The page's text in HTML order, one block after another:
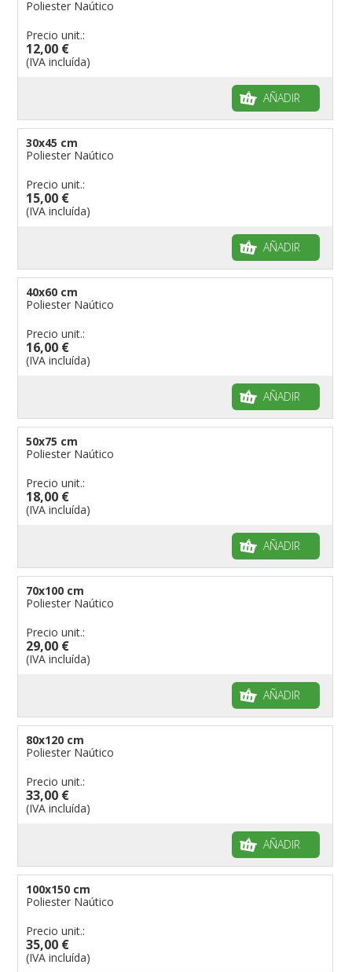
Banderas para fiestas
Poliester Naútico
Precio unit.:
12,00 €
(IVA incluída)
AÑADIR
30x45 cm
Poliester Naútico
Precio unit.:
15,00 €
(IVA incluída)
AÑADIR
40x60 cm
Poliester Naútico
Precio unit.:
16,00 €
(IVA incluída)
AÑADIR
50x75 cm
Poliester Naútico
Precio unit.:
18,00 €
(IVA incluída)
AÑADIR
70x100 cm
Poliester Naútico
Precio unit.:
29,00 €
(IVA incluída)
AÑADIR
80x120 cm
Poliester Naútico
Precio unit.:
33,00 €
(IVA incluída)
AÑADIR
100x150 cm
Poliester Naútico
Precio unit.:
35,00 €
(IVA incluída)